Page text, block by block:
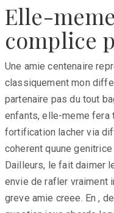
Elle-
complice
Une amie centenaire
classiquement mon
partenaire pas du tout
enfants, elle-meme fera
fortification lacher via
coherent quune
Dailleurs, le fait daimer
envie de rafler vraiment
greve amie creee. En ,